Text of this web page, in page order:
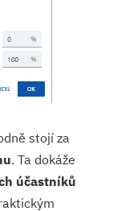
stojí za
. Ta dokáže
účastníků